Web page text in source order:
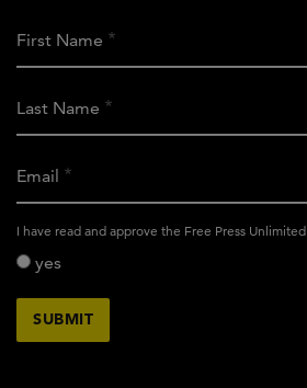
First Name
Last Name
Email
activity_privacy_policy
I have read and approve the Free Press Unlimited
yes